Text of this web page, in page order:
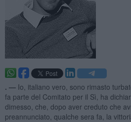
. — Io, italiano vero, sono rimasto
fa parte del Comitato per il Sì, ha
dimesso, che, dopo aver creduto che
preannunciato, qualche sera fa, la